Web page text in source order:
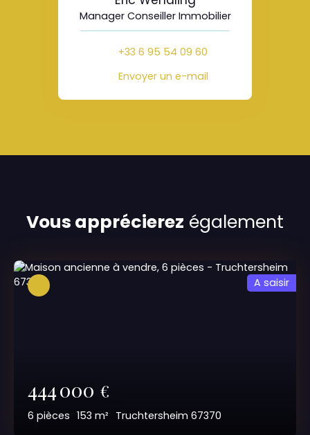
Manager Conseiller Immobilier
+33 6 95 54 09 60
Envoyer un e-mail
Vous apprécierez également
444 000 €
6 pièces 153 m² Truchtersheim 67370
A saisir